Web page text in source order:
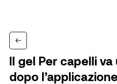
Il gel Per capelli
dopo